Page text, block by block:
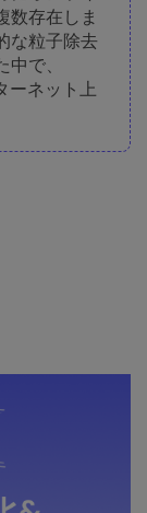
数存在しま
な粒子除去
で、
ーネット上